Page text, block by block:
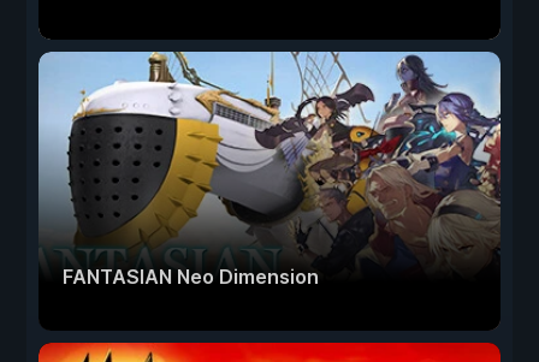
FANTASIAN Neo Dimension